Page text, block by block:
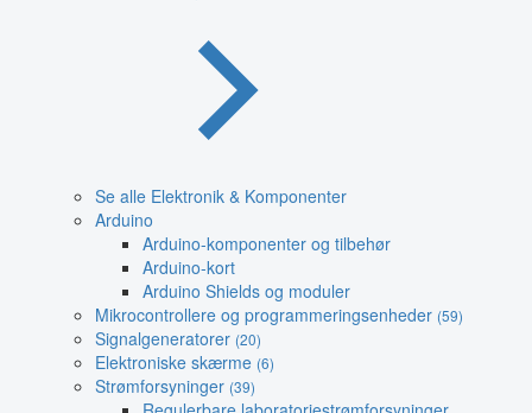
Se alle Elektronik & Komponenter
Arduino
Arduino-komponenter og tilbehør
Arduino-kort
Arduino Shields og moduler
Mikrocontrollere og programmeringsenheder (59)
Signalgeneratorer (20)
Elektroniske skærme (6)
Strømforsyninger (39)